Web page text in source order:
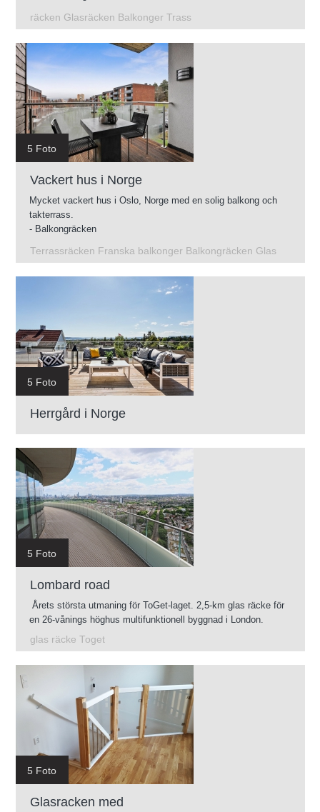
- Mellanliggande trappor
räcken Glasräcken Balkonger Trass
5 Foto
Vackert hus i Norge
Mycket vackert hus i Oslo, Norge med en solig balkong och
takterrass.
- Balkongräcken
- Franska balkonger
Terrassräcken Franska balkonger Balkongräcken Glas
5 Foto
Herrgård i Norge
5 Foto
Lombard road
Årets största utmaning för ToGet-laget. 2,5-km glas räcke för
en 26-vånings höghus multifunktionell byggnad i London.
glas räcke Toget
5 Foto
Glasracken med